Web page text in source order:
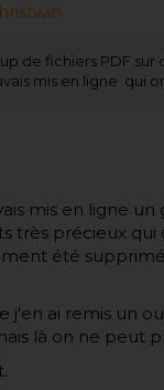
de fichiers PDF sur
mis en ligne qui
mis en ligne
très précieux qui
été
j'en ai remis un
là on ne peut